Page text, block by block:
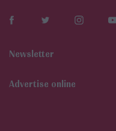
Newsletter
Αdvertise online